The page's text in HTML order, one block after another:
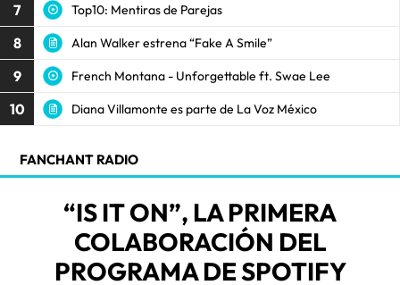
7 Top10: Mentiras de Parejas
8 Alan Walker estrena “Fake A Smile”
9 French Montana - Unforgettable ft. Swae Lee
10 Diana Villamonte es parte de La Voz México
FANCHANT RADIO
“IS IT ON”, LA PRIMERA
COLABORACIÓN DEL
PROGRAMA DE SPOTIFY